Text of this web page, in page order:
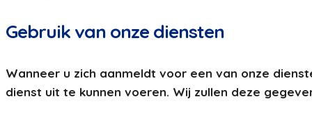
Gebruik van onze diensten
Wanneer u zich aanmeldt voor een van onze
dienst uit te kunnen voeren. Wij zullen deze